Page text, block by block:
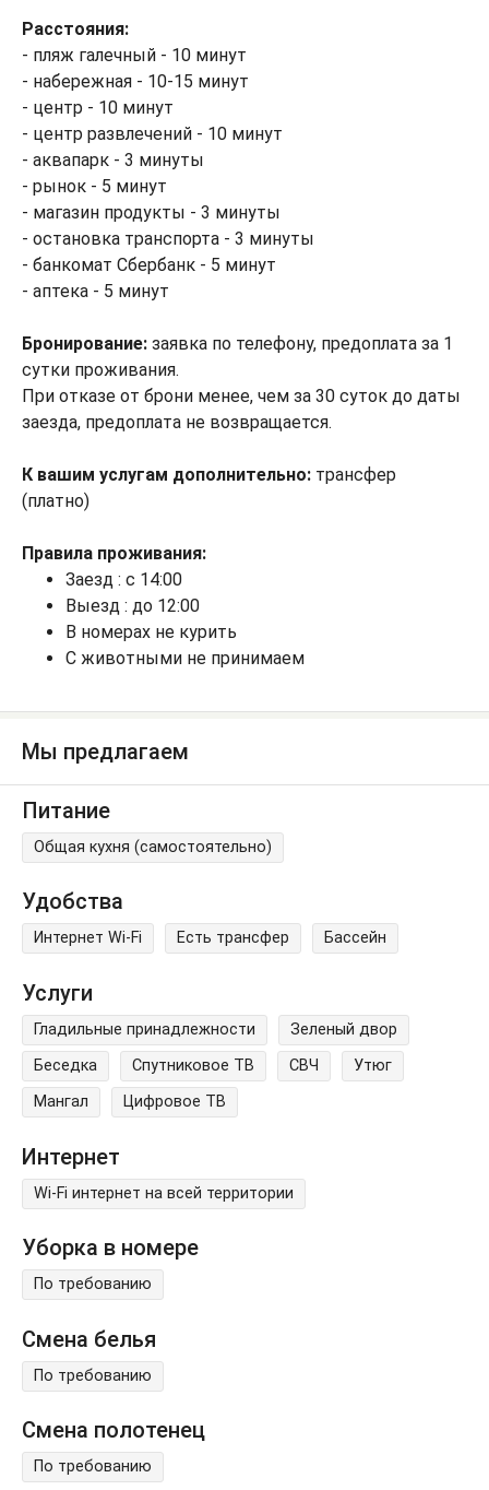
Расстояния:
- пляж галечный - 10 минут
- набережная - 10-15 минут
- центр - 10 минут
- центр развлечений - 10 минут
- аквапарк - 3 минуты
- рынок - 5 минут
- магазин продукты - 3 минуты
- остановка транспорта - 3 минуты
- банкомат Сбербанк - 5 минут
- аптека - 5 минут
Бронирование: заявка по телефону, предоплата за 1
сутки проживания.
При отказе от брони менее, чем за 30 суток до даты
заезда, предоплата не возвращается.
К вашим услугам дополнительно: трансфер
(платно)
Правила проживания:
Заезд : с 14:00
Выезд : до 12:00
В номерах не курить
С животными не принимаем
Мы предлагаем
Питание
Общая кухня (самостоятельно)
Удобства
Интернет Wi-Fi Есть трансфер Бассейн
Услуги
Гладильные принадлежности
Зеленый двор
Беседка
Спутниковое ТВ СВЧ
Утюг
Мангал
Цифровое ТВ
Интернет
Wi-Fi интернет на всей территории
Уборка в номере
По требованию
Смена белья
По требованию
Смена полотенец
По требованию